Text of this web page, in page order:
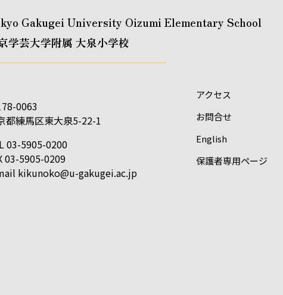
Gakugei University Oizumi Elementary School
学芸大学附属 大泉小学校
0063
都練馬区東大泉5-22-1
03-5905-0200
03-5905-0209
kikunoko@u-gakugei.ac.jp
アクセス
お問合せ
English
保護者専用ページ